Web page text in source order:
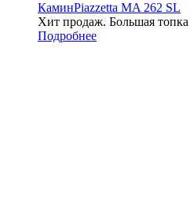
КаминPiazzetta MA 262 SL
Хит продаж. Большая топка
Подробнее